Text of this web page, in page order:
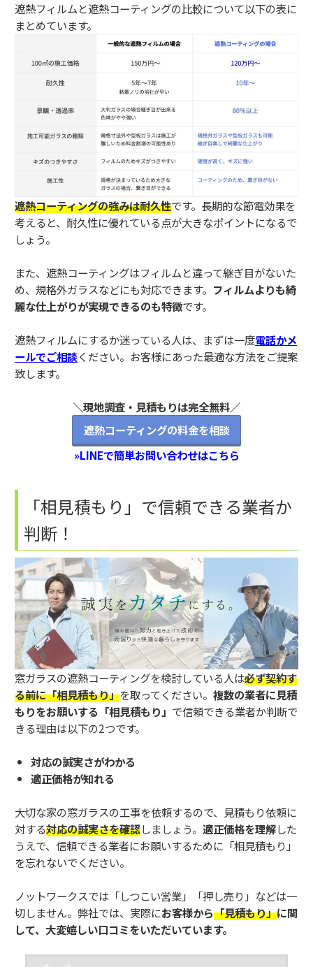
遮熱フィルムと遮熱コーティングの比較について以下の表に
まとめています。
遮熱コーティングの強みは耐久性です。長期的な節電効果を
考えると、耐久性に優れている点が大きなポイントになるで
しょう。
また、遮熱コーティングはフィルムと違って継ぎ目がないた
め、規格外ガラスなどにも対応できます。 フィルムよりも綺
麗な仕上がりが実現できるのも特徴です。
遮熱フィルムにするか迷っている人は、まずは一度電話かメ
ールでご相談ください。お客様にあった最適な方法をご提案
致します。
＼現地調査・見積もりは完全無料／
遮熱コーティングの料金を相談
»LINEで簡単お問い合わせはこちら
「相見積もり」で信頼できる業者か
判断！
窓ガラスの遮熱コーティングを検討している人は必ず契約す
る前に「相見積もり」を取ってください。 複数の業者に見積
もりをお願いする「相見積もり」 で信頼できる業者か判断で
きる理由は以下の2つです。
対応の誠実さがわかる
適正価格が知れる
大切な家の窓ガラスの工事を依頼するので、見積もり依頼に
対する対応の誠実さを確認しましょう。 適正価格を理解した
うえで、信頼できる業者にお願いするために「相見積もり」
を忘れないでください。
ノットワークスでは「しつこい営業」「押し売り」などは一
切しません。弊社では、 実際にお客様から「見積もり」に関
して、大変嬉しい口コミをいただいています。